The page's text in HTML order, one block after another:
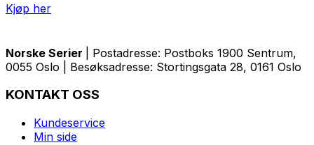
Kjøp her
Norske Serier
| Postadresse: Postboks 1900 Sentrum,
0055 Oslo | Besøksadresse: Stortingsgata 28, 0161 Oslo
KONTAKT OSS
Kundeservice
Min side